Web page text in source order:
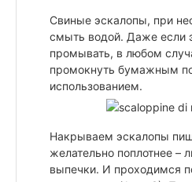
Свиные эскалопы, при
смыть водой. Даже если
промывать, в любом
промокнуть бумажным
использованием.
Накрываем эскалопы
желательно поплотнее –
выпечки. И проходимся